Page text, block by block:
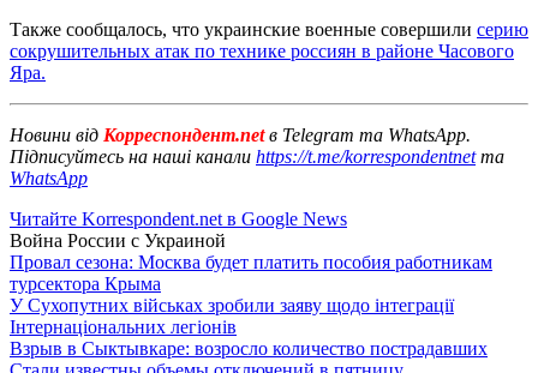
Также сообщалось, что украинские военные совершили серию
сокрушительных атак по технике россиян в районе Часового
Яра.
Новини від Корреспондент.netв Telegram та WhatsApp.
Підписуйтесь на наші канали https://t.me/korrespondentnetта
WhatsApp
Читайте Korrespondent.net в Google News
Война России с Украиной
Провал сезона: Москва будет платить пособия работникам
турсектора Крыма
У Сухопутних військах зробили заяву щодо інтеграції
Інтернаціональних легіонів
Взрыв в Сыктывкаре: возросло количество пострадавших